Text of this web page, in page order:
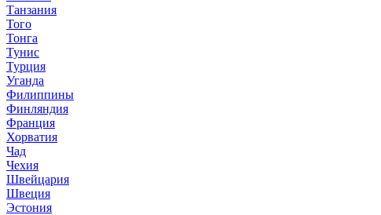
Танзания
Того
Тонга
Тунис
Турция
Уганда
Филиппины
Финляндия
Франция
Хорватия
Чад
Чехия
Швейцария
Швеция
Эстония